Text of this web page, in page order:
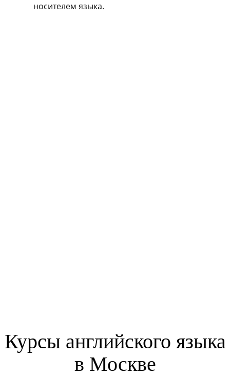
носителем языка.
Курсы английского языка
в Москве